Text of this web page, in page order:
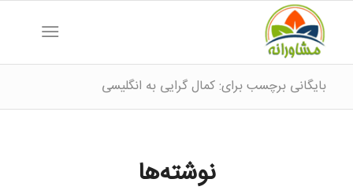
بایگانی برچسب برای: کمال گرایی به انگلیسی
نوشته‌ها